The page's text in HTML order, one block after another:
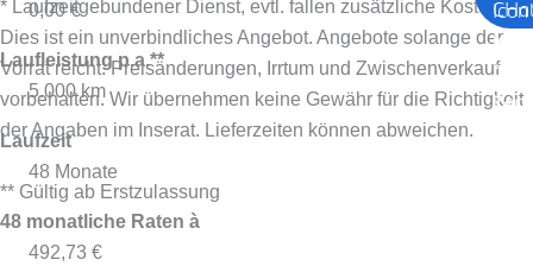
* Laufzeitgebundener Dienst, evtl. fallen zusätzliche Kosten an.
Dies ist ein unverbindliches Angebot. Angebote solange der
Vorrat reicht. Preisänderungen, Irrtum und Zwischenverkauf
vorbehalten. Wir übernehmen keine Gewähr für die Richtigkeit
der Angaben im Inserat. Lieferzeiten können abweichen.
** Gültig ab Erstzulassung
0,00 €
Laufleistung p.a.**
5.000 km
Laufzeit
48 Monate
48 monatliche Raten à
492,73 €